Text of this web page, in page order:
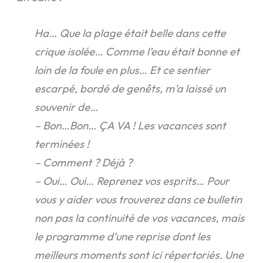
Ha… Que la plage était belle dans cette
crique isolée… Comme l’eau était bonne et
loin de la foule en plus… Et ce sentier
escarpé, bordé de genêts, m’a laissé un
souvenir de…
– Bon…Bon… ÇA VA ! Les vacances sont
terminées !
– Comment ? Déjà ?
– Oui… Oui… Reprenez vos esprits… Pour
vous y aider vous trouverez dans ce bulletin
non pas la continuité de vos vacances, mais
le programme d’une reprise dont les
meilleurs moments sont ici répertoriés. Une